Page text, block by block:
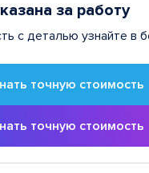
за работу
с деталью узнайте в
точную стоимость
точную стоимость